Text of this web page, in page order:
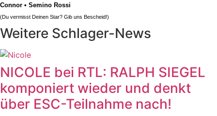
Connor • Semino Rossi
(Du vermisst Deinen Star? Gib uns Bescheid!)
Weitere Schlager-News
NICOLE bei RTL: RALPH SIEGEL
komponiert wieder und denkt
über ESC-Teilnahme nach!